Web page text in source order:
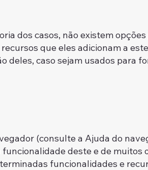
dos casos, não existem
que eles adicionam a
deles, caso sejam usados para
(consulte a Ajuda do
deste e de muitos
funcionalidades e